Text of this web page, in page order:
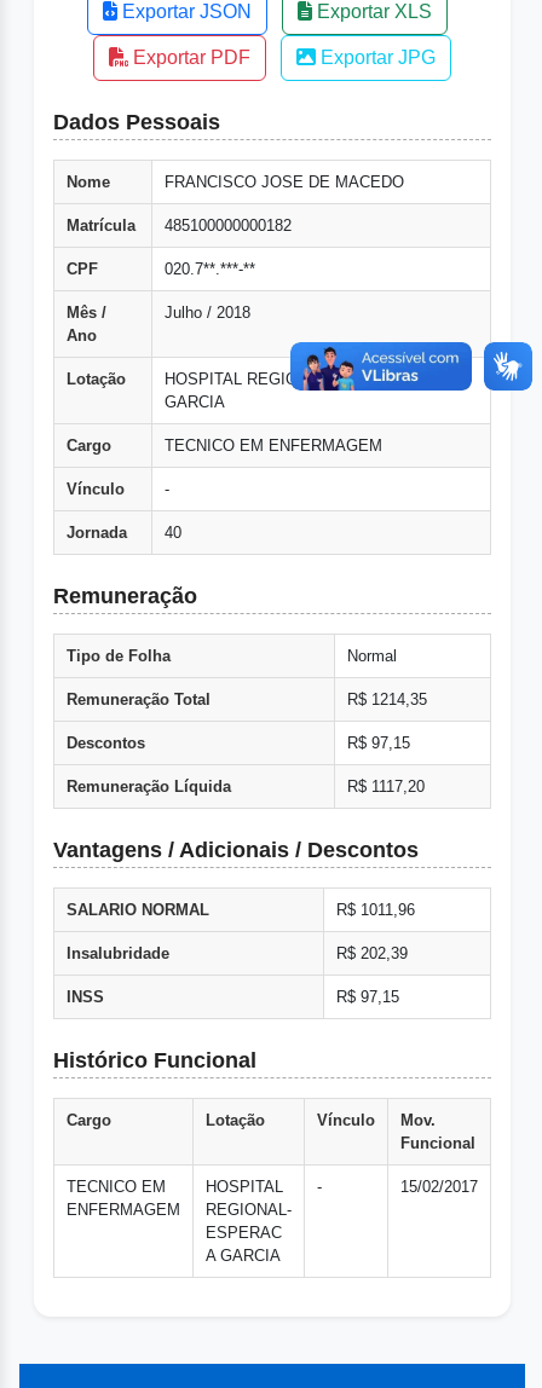
Exportar JSON Exportar XLS
Exportar PDF Exportar JPG
Dados Pessoais
Nome FRANCISCO JOSE DE MACEDO
Matrícula 485100000000182
CPF 020.7**.***-**
Mês /
Ano
Julho / 2018
Lotação
HOSPITAL REGIONAL-ESPERACA
GARCIA
Cargo TECNICO EM ENFERMAGEM
Vínculo -
Jornada 40
Remuneração
Tipo de Folha Normal
Remuneração Total R$ 1214,35
Descontos R$ 97,15
Remuneração Líquida R$ 1117,20
Vantagens / Adicionais / Descontos
SALARIO NORMAL R$ 1011,96
Insalubridade R$ 202,39
INSS R$ 97,15
Histórico Funcional
Cargo Lotação Vínculo
Mov.
Funcional
TECNICO EM
ENFERMAGEM
HOSPITAL
REGIONAL-
ESPERAC
A GARCIA
- 15/02/2017